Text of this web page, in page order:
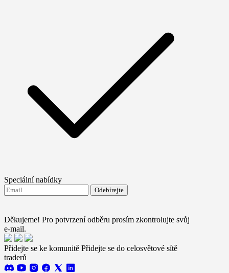
Speciální nabídky
Odebírejte
Děkujeme! Pro potvrzení odběru prosím zkontrolujte svůj
e-mail.
Přidejte se ke komunitě Přidejte se do celosvětové sítě
traderů